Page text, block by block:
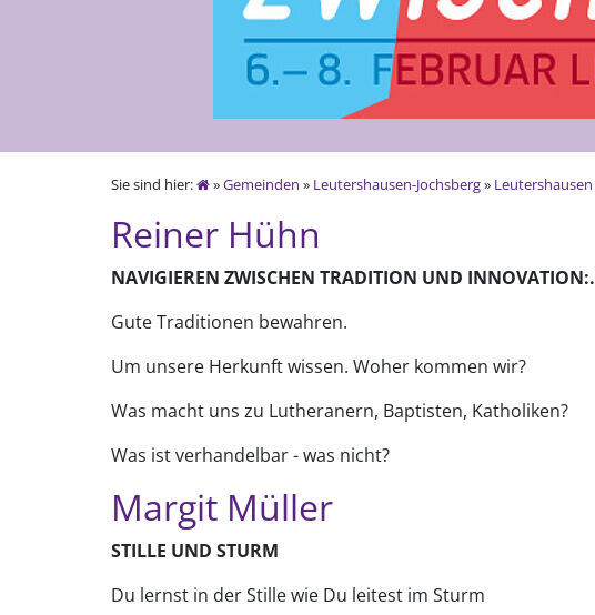
Sie sind hier: »Gemeinden » Leutershausen-Jochsberg» Leutershausen
Reiner Hühn
NAVIGIEREN ZWISCHEN TRADITION UND INNOVATION:.
Gute Traditionen bewahren.
Um unsere Herkunft wissen. Woher kommen wir?
Was macht uns zu Lutheranern, Baptisten, Katholiken?
Was ist verhandelbar - was nicht?
Margit Müller
STILLE UND STURM
Du lernst in der Stille wie Du leitest im Sturm